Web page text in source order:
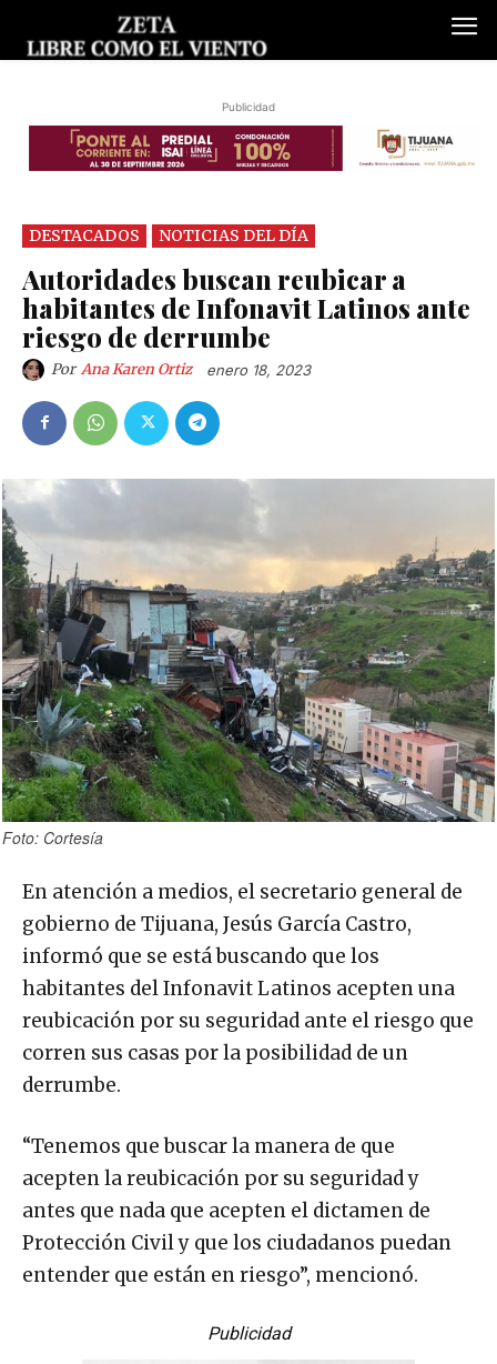
Publicidad
DESTACADOS NOTICIAS DEL DÍA
Autoridades buscan reubicar a
habitantes de Infonavit Latinos ante
riesgo de derrumbe
Por Ana Karen Ortiz enero 18, 2023
Foto: Cortesía
En atención a medios, el secretario general de
gobierno de Tijuana, Jesús García Castro,
informó que se está buscando que los
habitantes del Infonavit Latinos acepten una
reubicación por su seguridad ante el riesgo que
corren sus casas por la posibilidad de un
derrumbe.
“Tenemos que buscar la manera de que
acepten la reubicación por su seguridad y
antes que nada que acepten el dictamen de
Protección Civil y que los ciudadanos puedan
entender que están en riesgo”, mencionó.
Publicidad